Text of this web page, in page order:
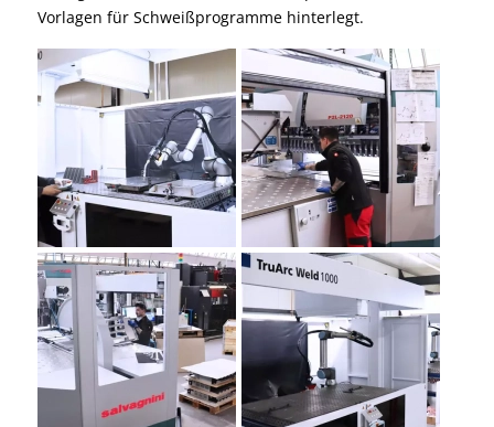
Vorlagen für Schweißprogramme hinterlegt.